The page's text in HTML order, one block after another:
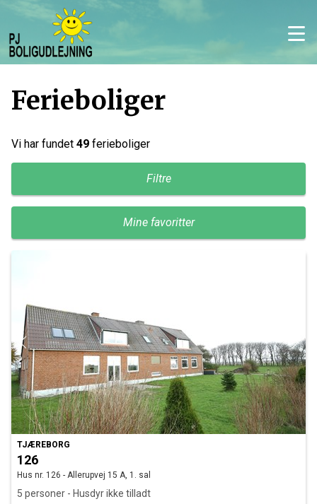
Ferieboliger
Vi har fundet 49 ferieboliger
Filtre
Mine favoritter
TJÆREBORG
126
Hus nr. 126 - Allerupvej 15 A, 1. sal
5 personer - Husdyr ikke tilladt